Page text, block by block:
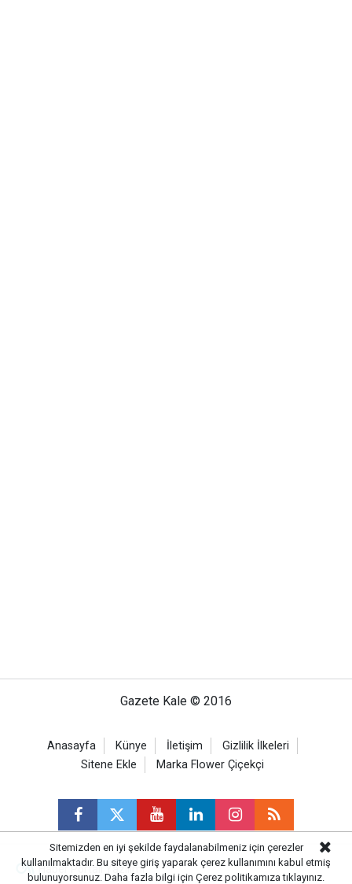
Gazete Kale © 2016
Anasayfa Künye İletişim
Gizlilik İlkeleri
Sitene Ekle
Marka Flower Çiçekçi
Haber Portalı Yazılımı
Sitemizden en iyi şekilde faydalanabilmeniz için çerezler
kullanılmaktadır. Bu siteye giriş yaparak çerez kullanımını kabul etmiş
bulunuyorsunuz. Daha fazla bilgi için Çerez politikamıza tıklayınız.